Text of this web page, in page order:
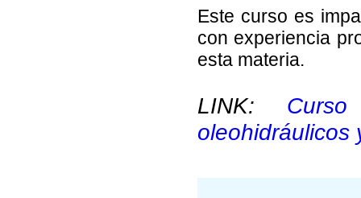
Este curso es
con experiencia
esta materia.
LINK:
oleohidráulicos